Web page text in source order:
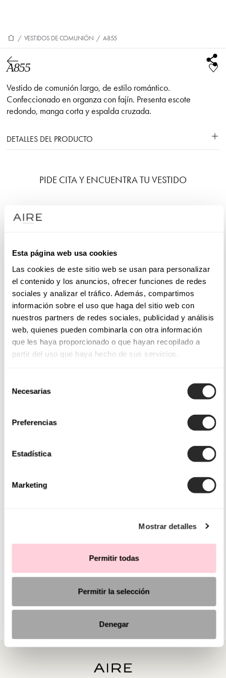
Esta página web usa cookies
Las cookies de este sitio web se usan para personalizar
el contenido y los anuncios, ofrecer funciones de redes
sociales y analizar el tráfico. Además, compartimos
información sobre el uso que haga del sitio web con
nuestros partners de redes sociales, publicidad y análisis
web, quienes pueden combinarla con otra información
que les haya proporcionado o que hayan recopilado a
partir del uso que haya hecho de sus servicios.
Necesarias
Preferencias
Estadística
Marketing
Mostrar detalles
Permitir todas
Permitir la selección
Denegar
/ VESTIDOS DE COMUNIÓN / A855
A855
Vestido de comunión largo, de estilo romántico.
Confeccionado en organza con fajín. Presenta escote
redondo, manga corta y espalda cruzada.
DETALLES DEL PRODUCTO
PIDE CITA Y ENCUENTRA TU VESTIDO